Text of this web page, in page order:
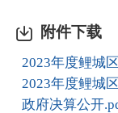
附件下载
2023年度鲤城
2023年度鲤城
政府决算公开